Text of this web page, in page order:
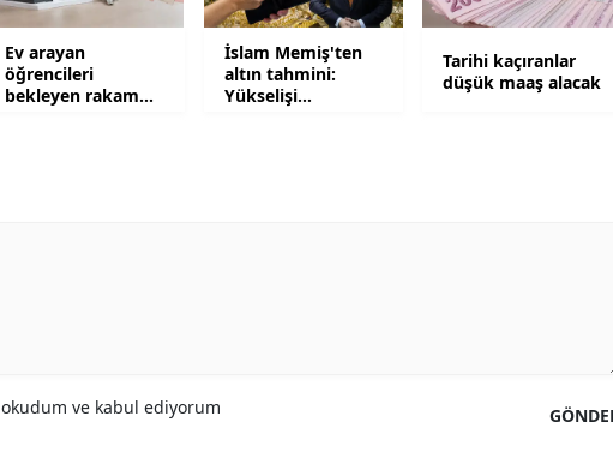
Bayburt
Karaman
Ev arayan
öğrencileri
bekleyen rakam
İslam Memiş'ten
altın tahmini:
Yükselişi
Tarihi kaçıranlar
düşük maaş alacak
okudum ve kabul ediyorum